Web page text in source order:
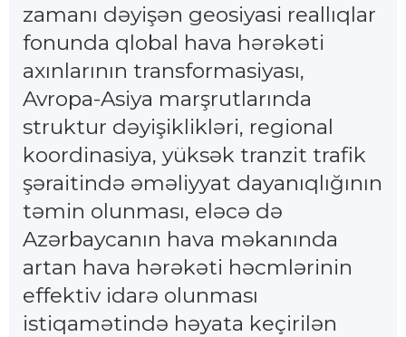
zamanı dəyişən geosiyasi reallıqlar
fonunda qlobal hava hərəkəti
axınlarının transformasiyası,
Avropa-Asiya marşrutlarında
struktur dəyişiklikləri, regional
koordinasiya, yüksək tranzit trafik
şəraitində əməliyyat dayanıqlığının
təmin olunması, eləcə də
Azərbaycanın hava məkanında
artan hava hərəkəti həcmlərinin
effektiv idarə olunması
istiqamətində həyata keçirilən